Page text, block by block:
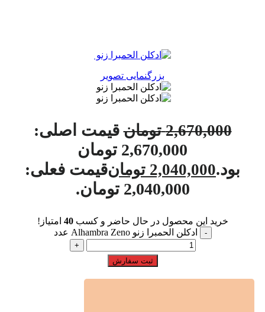
بزرگنمایی تصویر
2,670,000 تومان قیمت اصلی:
2,670,000 تومان
بود.2,040,000 تومانقیمت فعلی:
2,040,000 تومان.
خرید این محصول در حال حاضر و کسب40 امتیاز!
ادکلن الحمبرا زنو Alhambra Zeno عدد
ثبت سفارش